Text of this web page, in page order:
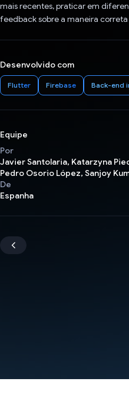
mais recentes, praticar em
feedback sobre a maneira
Desenvolvido com
Flutter Firebase Back-end
Equipe
Por
Javier Santolaria, Katarzyna
Pedro Osorio López, Sanjoy
De
Espanha